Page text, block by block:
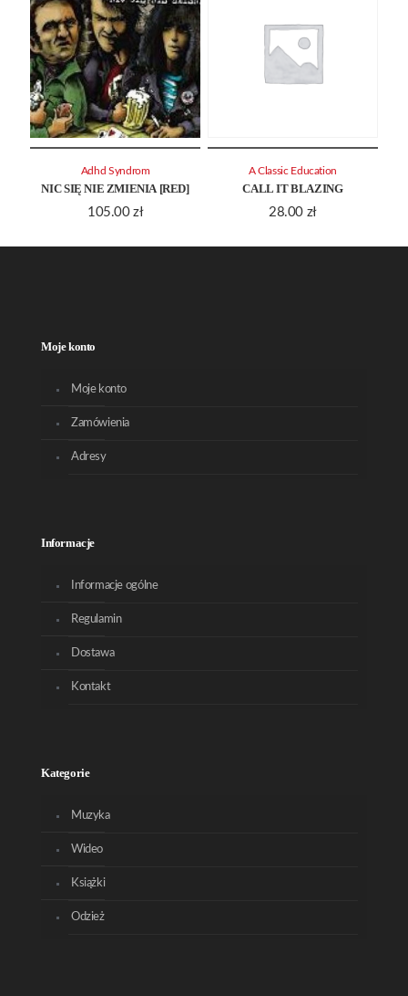
NIC SIĘ NIE ZMIENIA [RED]
105.00 zł
Adhd Syndrom
CALL IT BLAZING
28.00 zł
A Classic Education
Moje konto
Moje konto
Zamówienia
Adresy
Informacje
Informacje ogólne
Regulamin
Dostawa
Kontakt
Kategorie
Muzyka
Wideo
Książki
Odzież